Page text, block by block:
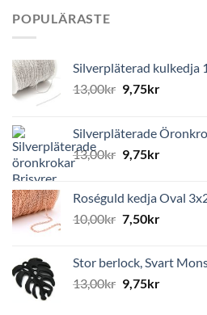
POPULÄRASTE
Silverpläterad kulkedja
13,00kr 9,75kr
Silverpläterade
13,00kr 9,75kr
Roséguld kedja Oval
10,00kr 7,50kr
Stor berlock, Svart
13,00kr 9,75kr